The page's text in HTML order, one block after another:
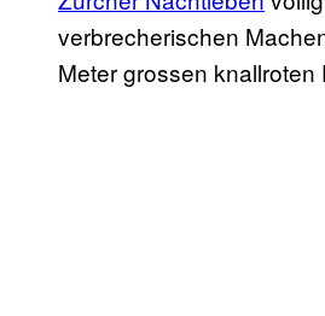
verbrecherischen
Meter grossen